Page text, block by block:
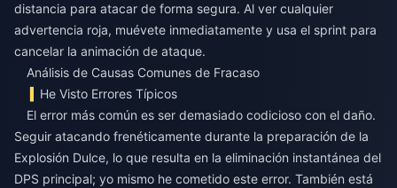
distancia para atacar de forma segura. Al ver cualquier
advertencia roja, muévete inmediatamente y usa el sprint para
cancelar la animación de ataque.
Análisis de Causas Comunes de Fracaso
He Visto Errores Típicos
El error más común es ser demasiado codicioso con el daño.
Seguir atacando frenéticamente durante la preparación de la
Explosión Dulce, lo que resulta en la eliminación instantánea del
DPS principal; yo mismo he cometido este error. También está